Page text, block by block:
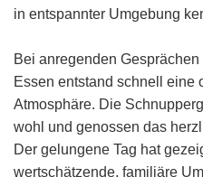
in entspannter Umgebung
Bei anregenden
Essen entstand schnell eine
Atmosphäre. Die
wohl und genossen das
Der gelungene Tag hat
wertschätzende, familiäre